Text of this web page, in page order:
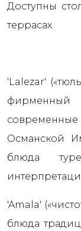
Доступны
террасах.
'Lalezar'
фирменный
современные
Османской
блюда
'Amala'
блюда